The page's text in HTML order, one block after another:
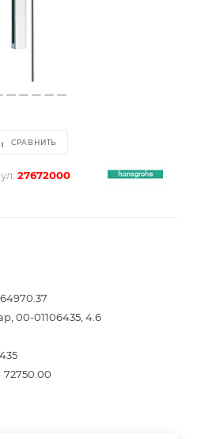
СРАВНИТЬ
27672000
64970.37
00-01106435, 4.6
72750.00